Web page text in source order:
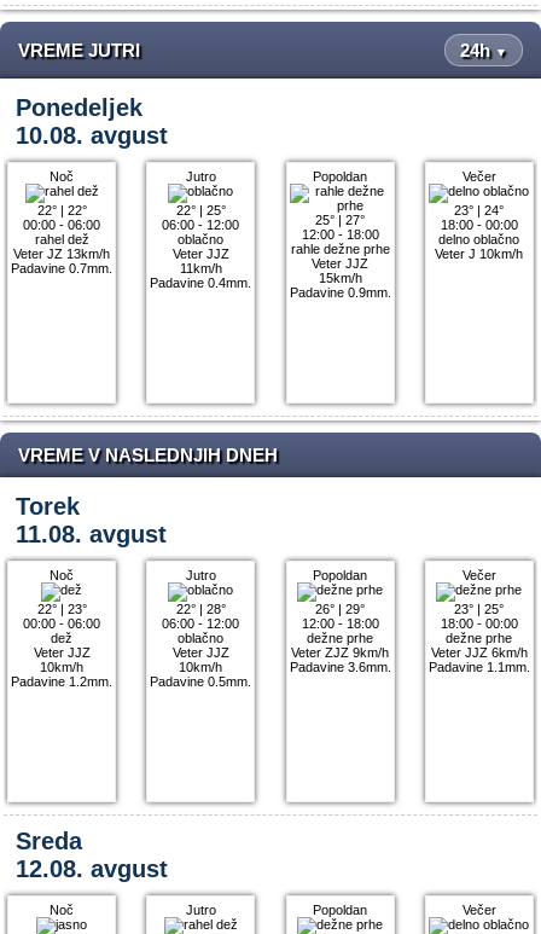
VREME JUTRI 24h ▼
Ponedeljek
10.08. avgust
Noč
22°| 22°
00:00 - 06:00
rahel dež
Veter JZ 13km/h
Padavine 0.7mm.
Jutro
22°| 25°
06:00 - 12:00
oblačno
Veter JJZ
11km/h
Padavine 0.4mm.
Popoldan
25° |27°
12:00 - 18:00
rahle dežne prhe
Veter JJZ
15km/h
Padavine 0.9mm.
Večer
23° |24°
18:00 - 00:00
delno oblačno
Veter J 10km/h
VREME V NASLEDNJIH DNEH
Torek
11.08. avgust
Noč
22°| 23°
00:00 - 06:00
dež
Veter JJZ
10km/h
Padavine 1.2mm.
Jutro
22°| 28°
06:00 - 12:00
oblačno
Veter JJZ
10km/h
Padavine 0.5mm.
Popoldan
26° |29°
12:00 - 18:00
dežne prhe
Veter ZJZ 9km/h
Padavine 3.6mm.
Večer
23° |25°
18:00 - 00:00
dežne prhe
Veter JJZ 6km/h
Padavine 1.1mm.
Sreda
12.08. avgust
Noč Jutro Popoldan Večer